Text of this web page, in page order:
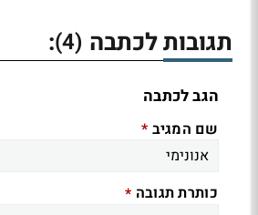
תגובות לכתבה (4)
:
הגב לכתבה
שם המגיב *
כותרת תגובה *